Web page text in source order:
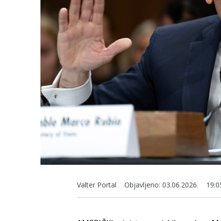
Valter Portal Objavljeno: 03.06.2026.